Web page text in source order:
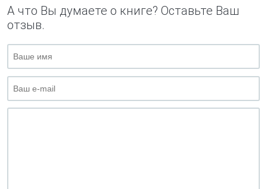
А что Вы думаете о книге? Оставьте Ваш
отзыв.